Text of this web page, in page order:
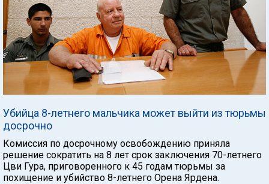
Убийца 8-летнего мальчика может выйти из тюрьмы
досрочно
Комиссия по досрочному освобождению приняла
решение сократить на 8 лет срок заключения 70-летнего
Цви Гура, приговоренного к 45 годам тюрьмы за
похищение и убийство 8-летнего Орена Ярдена.